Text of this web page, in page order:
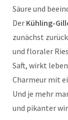
Säure und
Der Kühling-
zunächst
und floraler
Saft, wirkt
Charmeur mit
Und je mehr
und pikanter